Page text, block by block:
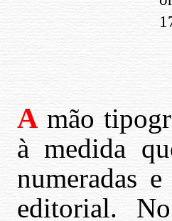
A mão
à medida
numeradas
editorial.